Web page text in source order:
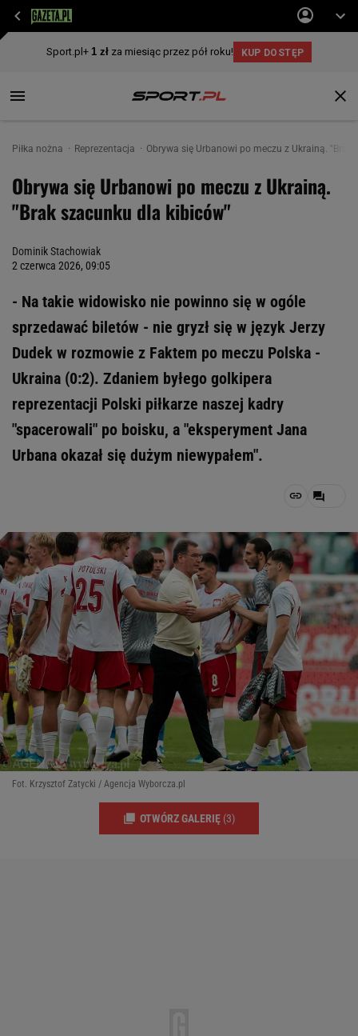
Piłka nożna Reprezentacja Obrywa się Urbanowi po meczu z Ukrainą.
Obrywa się Urbanowi po meczu z Ukrainą.
"Brak szacunku dla kibiców"
Dominik Stachowiak
2 czerwca 2026, 09:05
- Na takie widowisko nie powinno się w ogóle
sprzedawać biletów - nie gryzł się w język Jerzy
Dudek w rozmowie z Faktem po meczu Polska -
Ukraina (0:2). Zdaniem byłego golkipera
reprezentacji Polski piłkarze naszej kadry
"spacerowali" po boisku, a "eksperyment Jana
Urbana okazał się dużym niewypałem".
Fot. Krzysztof Zatycki / Agencja Wyborcza.pl
OTWÓRZ GALERIĘ (3)